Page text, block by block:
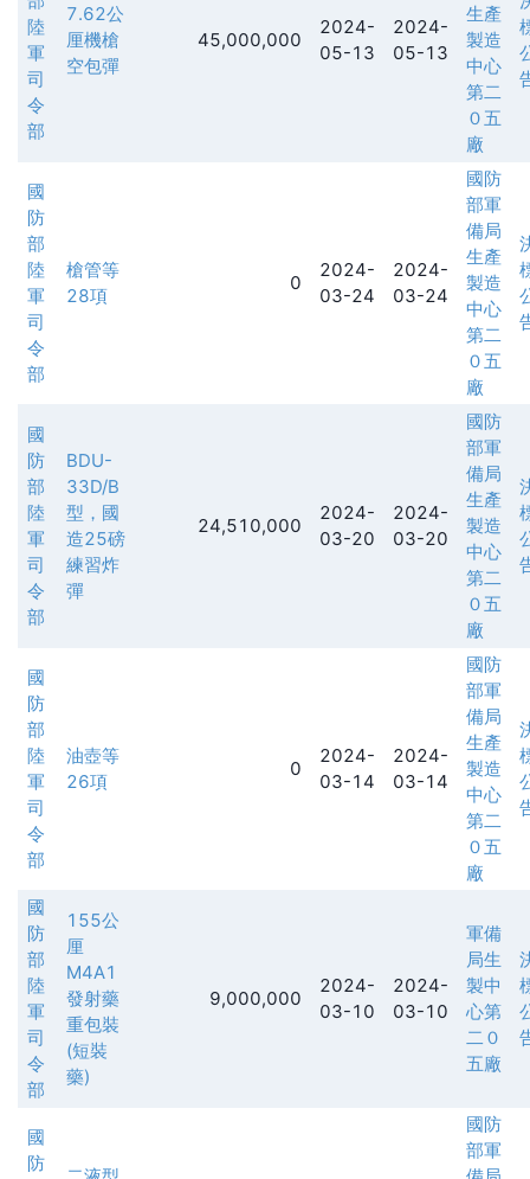
陸
軍
司
令
部
7.62公
厘機槍
空包彈
45,000,000
2024-
05-13
2024-
05-13
生產
製造
中心
第二
０五
廠
國
防
部
陸
軍
司
令
部
槍管等
28項
0
2024-
03-24
2024-
03-24
國防
部軍
備局
生產
製造
中心
第二
０五
廠
國
防
部
陸
軍
司
令
部
BDU-
33D/B
型，國
造25磅
練習炸
彈
24,510,000
2024-
03-20
2024-
03-20
國防
部軍
備局
生產
製造
中心
第二
０五
廠
國
防
部
陸
軍
司
令
部
油壺等
26項
0
2024-
03-14
2024-
03-14
國防
部軍
備局
生產
製造
中心
第二
０五
廠
國
防
部
陸
軍
司
令
部
155公
厘
M4A1
發射藥
重包裝
(短裝
藥)
9,000,000
2024-
03-10
2024-
03-10
軍備
局生
製中
心第
二０
五廠
國
防
國防
部軍